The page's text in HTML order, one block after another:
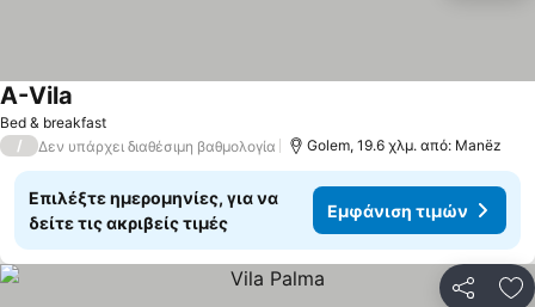
Bed & breakfast
A-Vila
/ Δεν υπάρχει διαθέσιμη βαθμολογία Golem, 19.6 χλμ. από: Manëz
Επιλέξτε ημερομηνίες, για να
δείτε τις ακριβείς τιμές
Εμφάνιση τιμών